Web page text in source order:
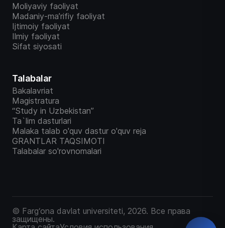
Moliyaviy faoliyat
Madaniy-ma’rifiy faoliyat
Ijtimoiy faoliyat
Ilmiy faoliyat
Sifat siyosati
Talabalar
Bakalavriat
Magistratura
“Study in Uzbekistan”
Ta`lim dasturlari
Malaka talab o'quv dastur o'quv reja
GRANTLAR TAQSIMOTI
Talabalar so'rovnomalari
© Farg‘ona davlat universiteti, 2026. Все права
защищены.